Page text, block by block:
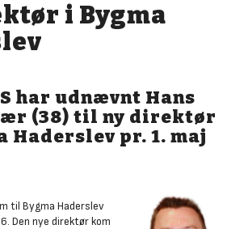
i Bygma
har udnævnt Hans
(38) til ny direktør
Haderslev pr. 1. maj
til Bygma Haderslev
Den nye direktør kom